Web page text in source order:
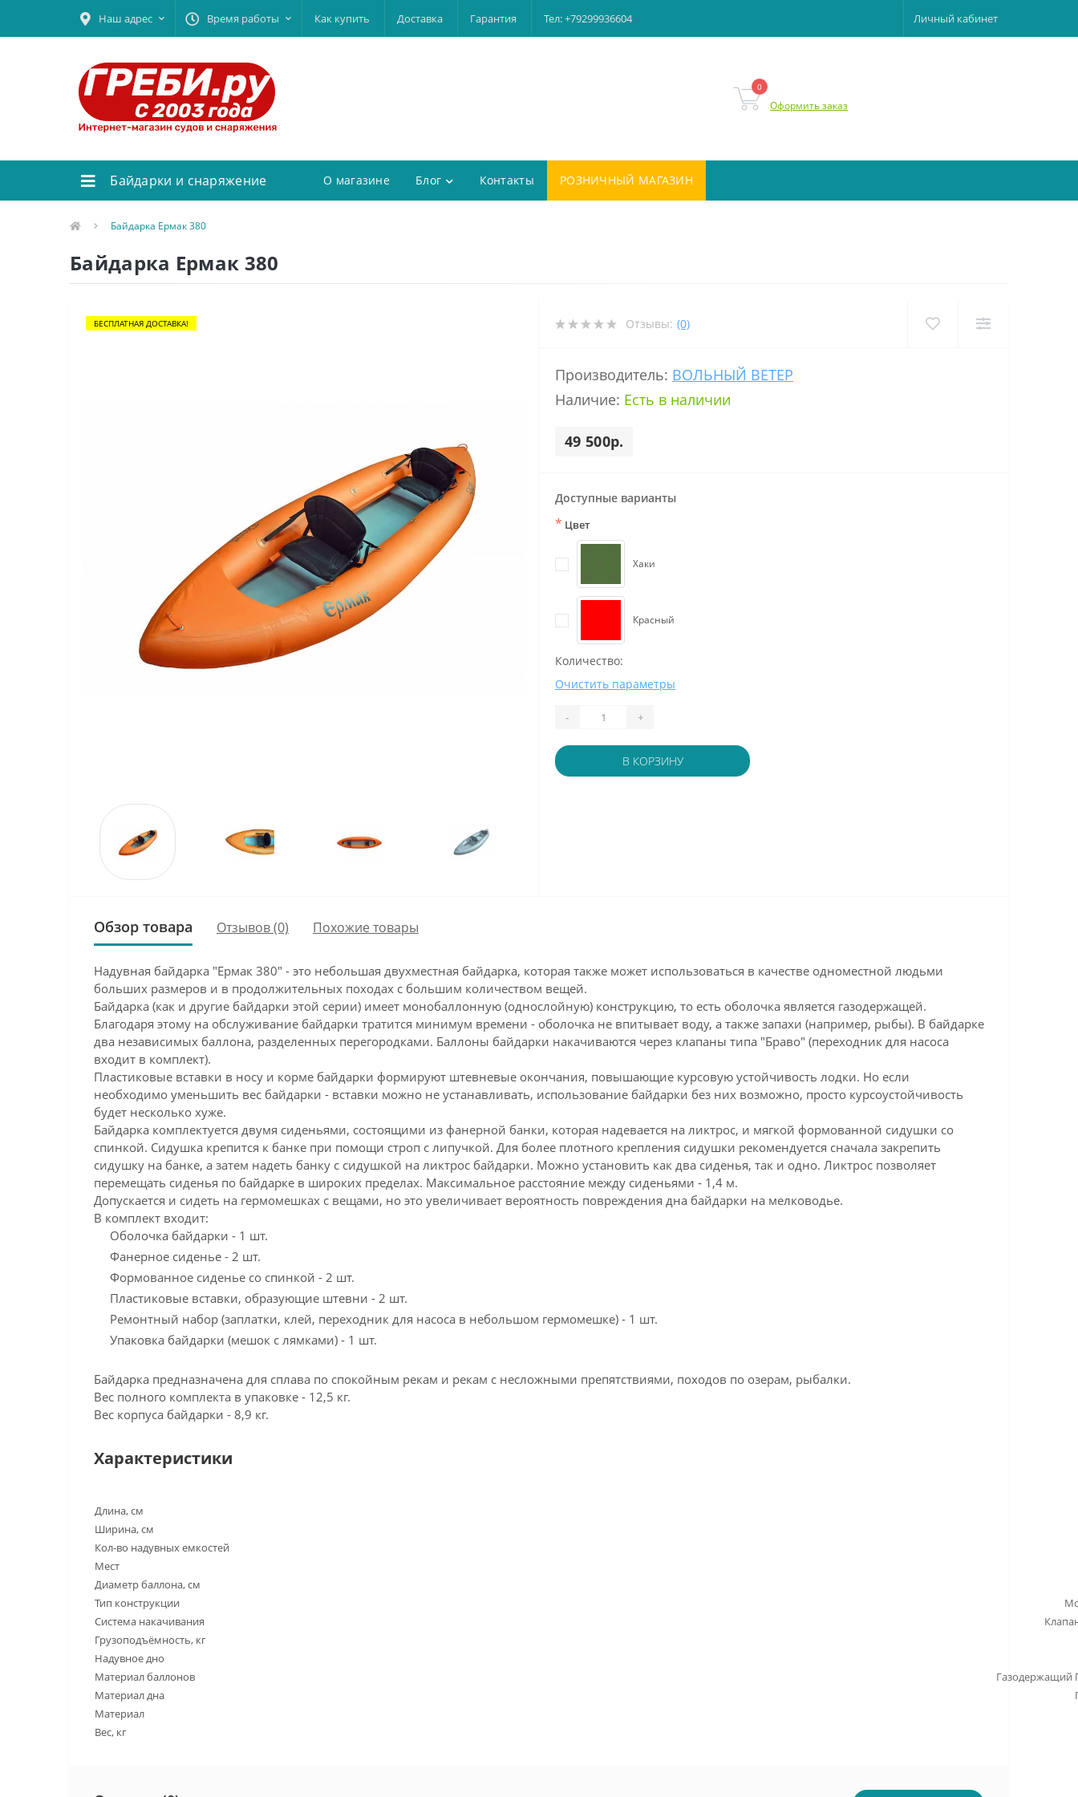
Наш адрес Время работы Как купить Доставка Гарантия Тел: +79299936604 Личный кабинет
0
Оформить заказ
Байдарки и снаряжение О магазине Блог Контакты РОЗНИЧНЫЙ МАГАЗИН
Байдарка Ермак 380
Байдарка Ермак 380
БЕСПЛАТНАЯ ДОСТАВКА! Отзывы: (0)
Производитель: ВОЛЬНЫЙ ВЕТЕР
Наличие: Есть в наличии
49 500р.
Доступные варианты
* Цвет
Хаки
Красный
Количество:
Очистить параметры
- +
В КОРЗИНУ
Обзор товара Отзывов (0) Похожие товары
Надувная байдарка "Ермак 380" - это небольшая двухместная байдарка, которая также может использоваться в качестве одноместной людьми
больших размеров и в продолжительных походах с большим количеством вещей.
Байдарка (как и другие байдарки этой серии) имеет монобаллонную (однослойную) конструкцию, то есть оболочка является газодержащей.
Благодаря этому на обслуживание байдарки тратится минимум времени - оболочка не впитывает воду, а также запахи (например, рыбы). В байдарке
два независимых баллона, разделенных перегородками. Баллоны байдарки накачиваются через клапаны типа "Браво" (переходник для насоса
входит в комплект).
Пластиковые вставки в носу и корме байдарки формируют штевневые окончания, повышающие курсовую устойчивость лодки. Но если
необходимо уменьшить вес байдарки - вставки можно не устанавливать, использование байдарки без них возможно, просто курсоустойчивость
будет несколько хуже.
Байдарка комплектуется двумя сиденьями, состоящими из фанерной банки, которая надевается на ликтрос, и мягкой формованной сидушки со
спинкой. Сидушка крепится к банке при помощи строп с липучкой. Для более плотного крепления сидушки рекомендуется сначала закрепить
сидушку на банке, а затем надеть банку с сидушкой на ликтрос байдарки. Можно установить как два сиденья, так и одно. Ликтрос позволяет
перемещать сиденья по байдарке в широких пределах. Максимальное расстояние между сиденьями - 1,4 м.
Допускается и сидеть на гермомешках с вещами, но это увеличивает вероятность повреждения дна байдарки на мелководье.
В комплект входит:
Оболочка байдарки - 1 шт.
Фанерное сиденье - 2 шт.
Формованное сиденье со спинкой - 2 шт.
Пластиковые вставки, образующие штевни - 2 шт.
Ремонтный набор (заплатки, клей, переходник для насоса в небольшом гермомешке) - 1 шт.
Упаковка байдарки (мешок с лямками) - 1 шт.
Байдарка предназначена для сплава по спокойным рекам и рекам с несложными препятствиями, походов по озерам, рыбалки.
Вес полного комплекта в упаковке - 12,5 кг.
Вес корпуса байдарки - 8,9 кг.
Характеристики
Длина, см
Ширина, см
Кол-во надувных емкостей
Мест
Диаметр баллона, см
Тип конструкции
Система накачивания
Грузоподъёмность, кг
Надувное дно
Материал баллонов
Газодержащий
Материал дна
Материал
Вес, кг